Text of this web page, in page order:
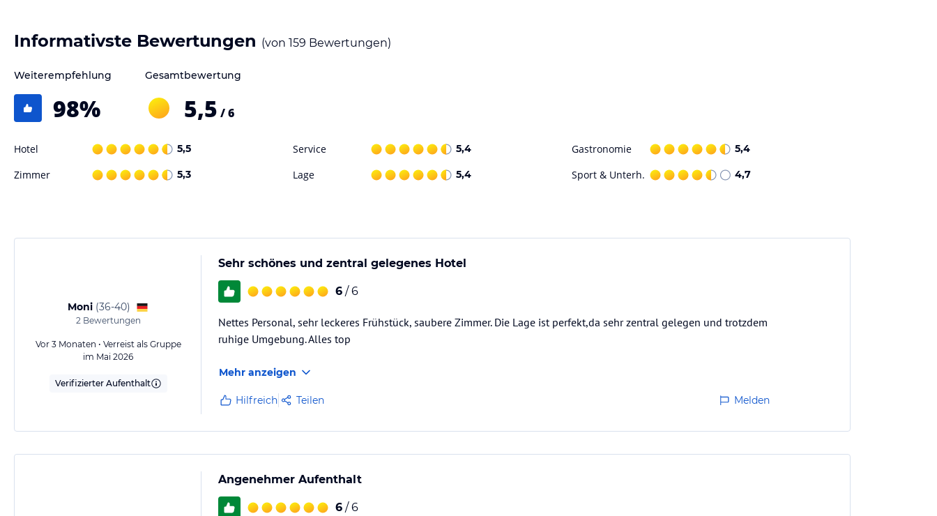
Gewähr und ohne Prüfung durch HolidayCheck. Bitte lies vor der Buchung die verbindlichen
jeweiligen Veranstalters.
Informativste Bewertungen (von 159 Bewertungen)
Weiterempfehlung
98%
Gesamtbewertung
5,5 / 6
Hotel 5,5 Service 5,4 Gastronomie 5,4
Zimmer 5,3 Lage 5,4 Sport & Unterh. 4,7
Moni (36-40)
2Bewertungen
Vor 3 Monaten • Verreist als Gruppe
im Mai 2026
Verifizierter Aufenthalt
Sehr schönes und zentral gelegenes Hotel
6 / 6
Nettes Personal, sehr leckeres Frühstück, saubere Zimmer. Die Lage ist perfekt,da sehr zentral gelegen und trotzdem
ruhige Umgebung. Alles top
Mehr anzeigen
Hilfreich Teilen Melden
Angenehmer Aufenthalt
6 / 6